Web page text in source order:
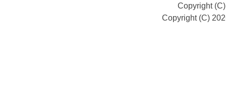
Copyright
Copyright (C)